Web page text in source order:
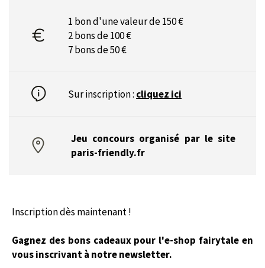
1 bon d'une valeur de 150 €
2 bons de 100 €
7 bons de 50 €
Sur inscription : cliquez ici
Jeu concours organisé par le site
paris-friendly.fr
Inscription dès maintenant !
Gagnez des bons cadeaux pour l'e-shop fairytale en
vous inscrivant à notre newsletter.